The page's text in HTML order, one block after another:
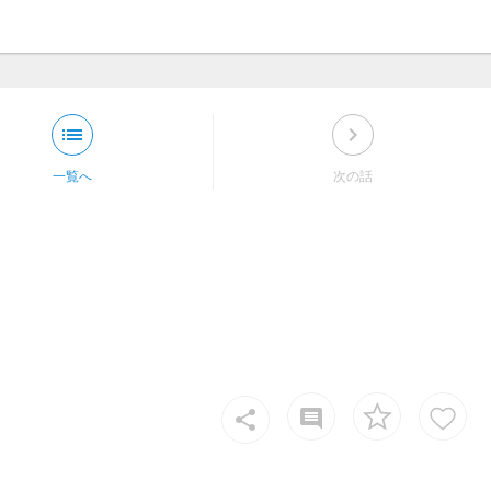
list
一覧へ
keyboard_arrow_right
次の話
share insert_comment